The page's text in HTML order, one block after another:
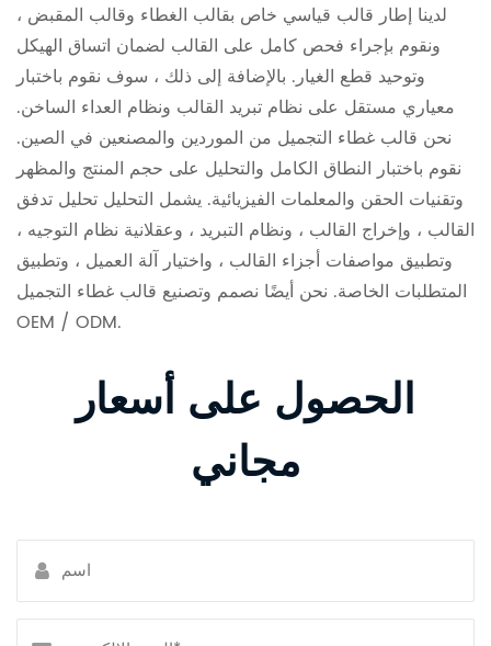
لدينا إطار قالب قياسي خاص بقالب الغطاء وقالب المقبض ،
ونقوم بإجراء فحص كامل على القالب لضمان اتساق الهيكل
وتوحيد قطع الغيار. بالإضافة إلى ذلك ، سوف نقوم باختبار
معياري مستقل على نظام تبريد القالب ونظام العداء الساخن.
نحن قالب غطاء التجميل من الموردين والمصنعين في الصين.
نقوم باختبار النطاق الكامل والتحليل على حجم المنتج والمظهر
وتقنيات الحقن والمعلمات الفيزيائية. يشمل التحليل تحليل تدفق
القالب ، وإخراج القالب ، ونظام التبريد ، وعقلانية نظام التوجيه ،
وتطبيق مواصفات أجزاء القالب ، واختيار آلة العميل ، وتطبيق
المتطلبات الخاصة. نحن أيضًا نصمم وتصنيع قالب غطاء التجميل
OEM / ODM.
الحصول على أسعار
مجاني